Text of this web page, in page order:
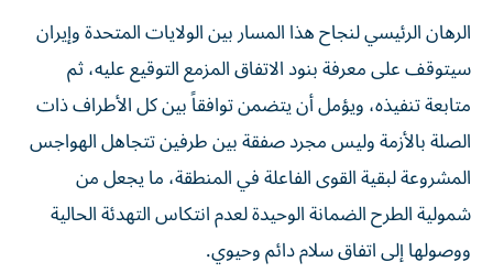
الرهان الرئيسي لنجاح هذا المسار بين الولايات المتحدة وإيران
سيتوقف على معرفة بنود الاتفاق المزمع التوقيع عليه، ثم
متابعة تنفيذه، ويؤمل أن يتضمن توافقاً بين كل الأطراف ذات
الصلة بالأزمة وليس مجرد صفقة بين طرفين تتجاهل الهواجس
المشروعة لبقية القوى الفاعلة في المنطقة، ما يجعل من
شمولية الطرح الضمانة الوحيدة لعدم انتكاس التهدئة الحالية
ووصولها إلى اتفاق سلام دائم وحيوي.